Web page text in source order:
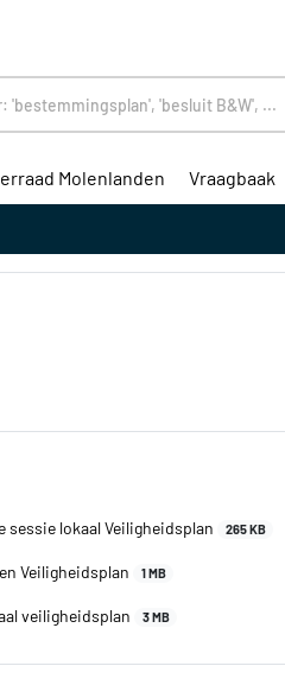
Molenlanden Vraagbaak
lokaal Veiligheidsplan 265 KB
Veiligheidsplan 1 MB
veiligheidsplan 3 MB